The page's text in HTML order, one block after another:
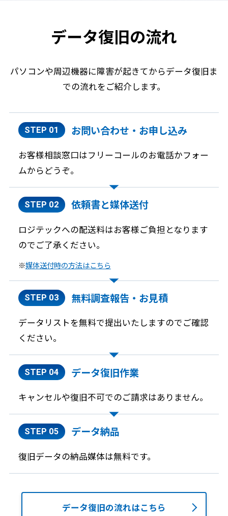
データ復旧の流れ
パソコンや周辺機器に障害が起きてからデータ復旧ま
での流れをご紹介します。
STEP 01 お問い合わせ・ お申し込み
お客様相談窓口はフリーコールのお電話かフォー
ムからどうぞ。
STEP 02 依頼書と媒体送付
ロジテックへの配送料はお客様ご負担となります
のでご了承ください。
※媒体送付時の方法はこちら
STEP 03 無料調査報告・ お見積
データリストを無料で提出いたしますのでご確認
ください。
STEP 04 データ復旧作業
キャンセルや復旧不可でのご請求はありません。
STEP 05 データ納品
復旧データの納品媒体は無料です。
データ復旧の流れはこちら